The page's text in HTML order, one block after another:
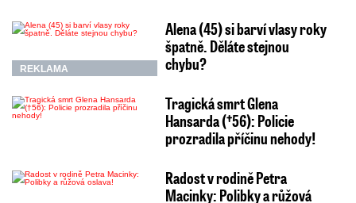
REKLAMA
Alena (45) si barví vlasy roky
špatně. Děláte stejnou
chybu?
Tragická smrt Glena
Hansarda (†56): Policie
prozradila příčinu nehody!
Radost v rodině Petra
Macinky: Polibky a růžová